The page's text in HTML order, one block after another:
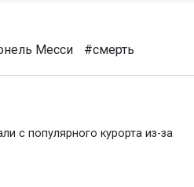
Месси #смерть
с популярного курорта из-за